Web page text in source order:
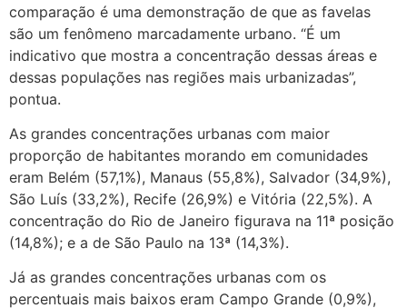
comparação é uma demonstração de que as favelas
são um fenômeno marcadamente urbano. “É um
indicativo que mostra a concentração dessas áreas e
dessas populações nas regiões mais urbanizadas”,
pontua.
As grandes concentrações urbanas com maior
proporção de habitantes morando em comunidades
eram Belém (57,1%), Manaus (55,8%), Salvador (34,9%),
São Luís (33,2%), Recife (26,9%) e Vitória (22,5%). A
concentração do Rio de Janeiro figurava na 11ª posição
(14,8%); e a de São Paulo na 13ª (14,3%).
Já as grandes concentrações urbanas com os
percentuais mais baixos eram Campo Grande (0,9%),